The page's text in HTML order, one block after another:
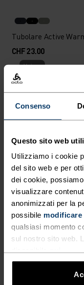
Consenso
Questo sito web
Utilizziamo i cookie
del sito web e per
dei cookie,
visualizzare
anonimizzati per la
possibile modificare
qualsiasi momento
sul nostro sito web.
Tubolare Active
CHF 23.00
Unisex
%
Berretto Polyknit
Unisex
Berretto Move Light
CHF 40.00
Unisex
% %
Tubolare Poly Knit
Reflective